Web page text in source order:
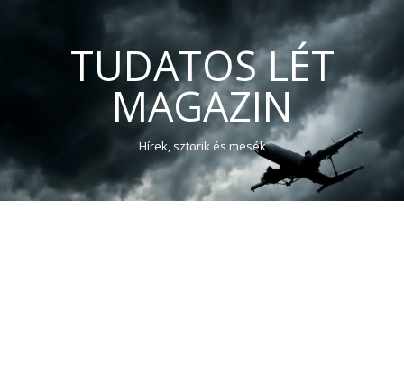
TUDATOS LÉT
MAGAZIN
Hírek, sztorik és mesék